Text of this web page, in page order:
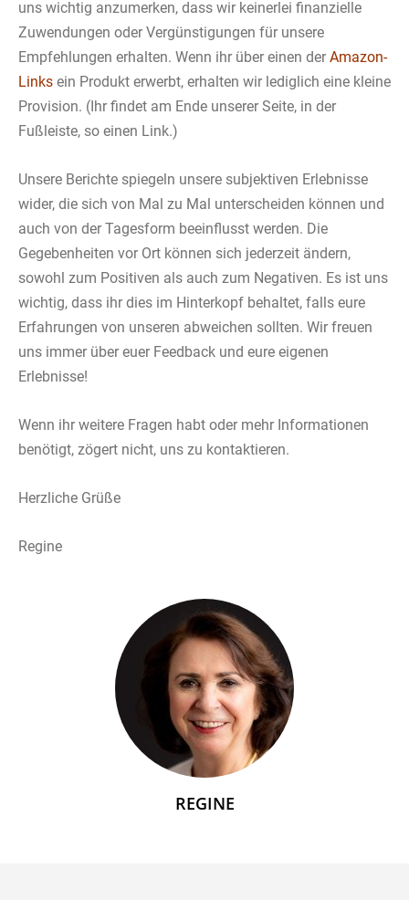
uns wichtig anzumerken, dass wir keinerlei finanzielle
Zuwendungen oder Vergünstigungen für unsere
Empfehlungen erhalten. Wenn ihr über einen der Amazon-
Links ein Produkt erwerbt, erhalten wir lediglich eine kleine
Provision. (Ihr findet am Ende unserer Seite, in der
Fußleiste, so einen Link.)
Unsere Berichte spiegeln unsere subjektiven Erlebnisse
wider, die sich von Mal zu Mal unterscheiden können und
auch von der Tagesform beeinflusst werden. Die
Gegebenheiten vor Ort können sich jederzeit ändern,
sowohl zum Positiven als auch zum Negativen. Es ist uns
wichtig, dass ihr dies im Hinterkopf behaltet, falls eure
Erfahrungen von unseren abweichen sollten. Wir freuen
uns immer über euer Feedback und eure eigenen
Erlebnisse!
Wenn ihr weitere Fragen habt oder mehr Informationen
benötigt, zögert nicht, uns zu kontaktieren.
Herzliche Grüße
Regine
REGINE